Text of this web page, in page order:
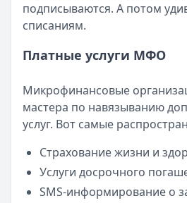
подписываются. А потом
списаниям.
Платные услуги МФО
Микрофинансовые
мастера по навязыванию
услуг. Вот самые
Страхование жизни и
Услуги досрочного
SMS-информирование о